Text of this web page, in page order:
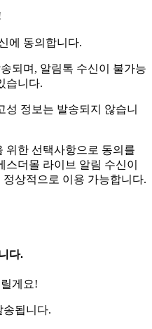
에 동의합니다.
되며, 알림톡 수신이 불가능
습니다.
정보는 발송되지 않습니
한 선택사항으로 동의를
더몰 라이브 알림 수신이
상적으로 이용 가능합니다.
다.
게요!
됩니다.